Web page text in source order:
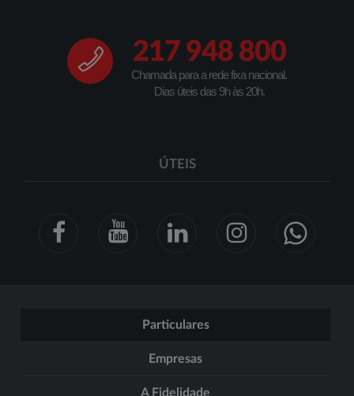
217 948 800
Chamada para a rede fixa nacional.
Dias úteis das 9h às 20h.
ÚTEIS
Particulares
Empresas
A Fidelidade